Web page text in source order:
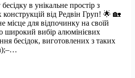
в унікальне простір з
від Редвін Груп! 🌟 🏡
місце для відпочинку на своїй
широкий вибір алюмінієвих
бесідок, виготовлених з таких